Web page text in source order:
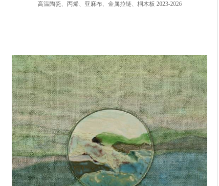
高温陶瓷、丙烯、亚麻布、金属拉链、桐木板 2023-2026